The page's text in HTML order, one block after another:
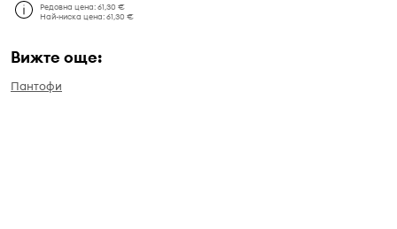
Редовна цена:61,30 €
Най-ниска цена:61,30 €
Вижте още:
Пантофи